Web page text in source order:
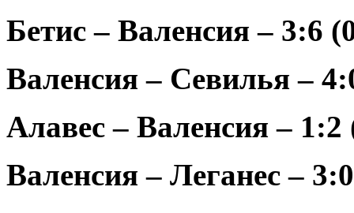
Бетис – Валенсия – 3:6
Валенсия – Севилья –
Алавес – Валенсия – 1:2
Валенсия – Леганес –